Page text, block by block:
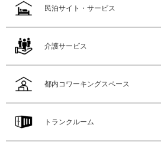
民泊サイト・サービス
介護サービス
都内コワーキングスペース
トランクルーム